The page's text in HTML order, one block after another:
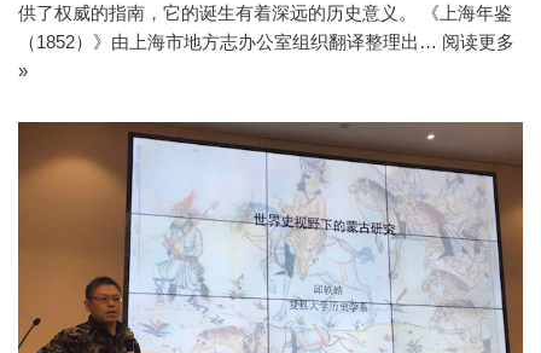
供了权威的指南，它的诞生有着深远的历史意义。 《上海年鉴
（1852）》由上海市地方志办公室组织翻译整理出… 阅读更多
»